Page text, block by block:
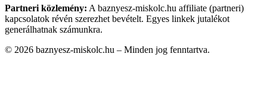
Partneri közlemény: A baznyesz-miskolc.hu affiliate (partneri)
kapcsolatok révén szerezhet bevételt. Egyes linkek jutalékot
generálhatnak számunkra.
© 2026 baznyesz-miskolc.hu – Minden jog fenntartva.